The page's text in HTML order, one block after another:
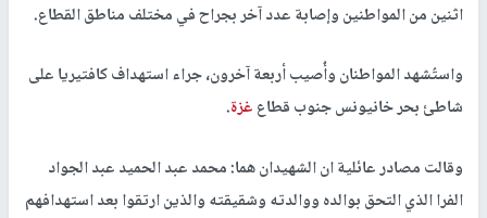
اثنين من المواطنين وإصابة عدد آخر بجراح في مختلف مناطق القطاع.
واستُشهد المواطنان وأُصيب أربعة آخرون، جراء استهداف كافتيريا على
شاطئ بحر خانيونس جنوب قطاعغزة.
وقالت مصادر عائلية ان الشهيدان هما: محمد عبد الحميد عبد الجواد
الفرا الذي التحق بوالده ووالدته وشقيقته والذين ارتقوا بعد استهدافهم